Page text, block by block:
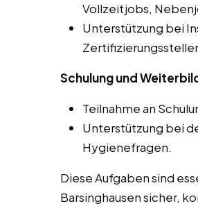
Vollzeitjobs,
Unterstützung bei
Schulung und
Teilnahme an
Unterstützung bei
Hygienefragen.
Diese Aufgaben sind
Barsinghausen sicher,